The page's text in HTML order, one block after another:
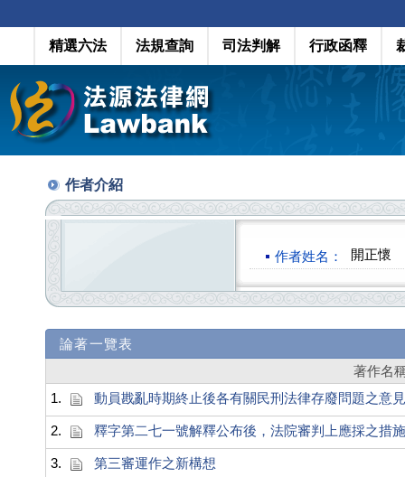
精選六法 法規查詢 司法判解 行政函釋
作者介紹
作者姓名： 開正懷
論著一覽表
著作名
1.
動員戡亂時期終止後各有關民刑法律存廢問題之意見
2. 釋字第二七一號解釋公布後，法院審判上應採之措施
3. 第三審運作之新構想